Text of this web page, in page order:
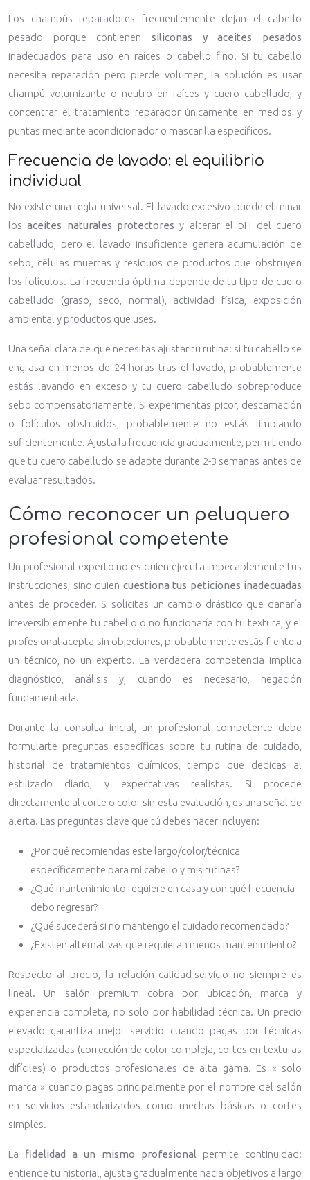
Los champús reparadores frecuentemente dejan el cabello
pesado porque contienen siliconas y aceites pesados
inadecuados para uso en raíces o cabello fino. Si tu cabello
necesita reparación pero pierde volumen, la solución es usar
champú volumizante o neutro en raíces y cuero cabelludo, y
concentrar el tratamiento reparador únicamente en medios y
puntas mediante acondicionador o mascarilla específicos.
Frecuencia de lavado: el equilibrio
individual
No existe una regla universal. El lavado excesivo puede eliminar
losaceites naturales protectores y alterar el pH del cuero
cabelludo, pero el lavado insuficiente genera acumulación de
sebo, células muertas y residuos de productos que obstruyen
los folículos. La frecuencia óptima depende de tu tipo de cuero
cabelludo (graso, seco, normal), actividad física, exposición
ambiental y productos que uses.
Una señal clara de que necesitas ajustar tu rutina: si tu cabello se
engrasa en menos de 24 horas tras el lavado, probablemente
estás lavando en exceso y tu cuero cabelludo sobreproduce
sebo compensatoriamente. Si experimentas picor, descamación
o folículos obstruidos, probablemente no estás limpiando
suficientemente. Ajusta la frecuencia gradualmente, permitiendo
que tu cuero cabelludo se adapte durante 2-3 semanas antes de
evaluar resultados.
Cómo reconocer un peluquero
profesional competente
Un profesional experto no es quien ejecuta impecablemente tus
instrucciones, sino quien cuestiona tus peticiones inadecuadas
antes de proceder. Si solicitas un cambio drástico que dañaría
irreversiblemente tu cabello o no funcionaría con tu textura, y el
profesional acepta sin objeciones, probablemente estás frente a
un técnico, no un experto. La verdadera competencia implica
diagnóstico, análisis y, cuando es necesario, negación
fundamentada.
Durante la consulta inicial, un profesional competente debe
formularte preguntas específicas sobre tu rutina de cuidado,
historial de tratamientos químicos, tiempo que dedicas al
estilizado diario, y expectativas realistas. Si procede
directamente al corte o color sin esta evaluación, es una señal de
alerta. Las preguntas clave que tú debes hacer incluyen:
¿Por qué recomiendas este largo/color/técnica
específicamente para mi cabello y mis rutinas?
¿Qué mantenimiento requiere en casa y con qué frecuencia
debo regresar?
¿Qué sucederá si no mantengo el cuidado recomendado?
¿Existen alternativas que requieran menos mantenimiento?
Respecto al precio, la relación calidad-servicio no siempre es
lineal. Un salón premium cobra por ubicación, marca y
experiencia completa, no solo por habilidad técnica. Un precio
elevado garantiza mejor servicio cuando pagas por técnicas
especializadas (corrección de color compleja, cortes en texturas
difíciles) o productos profesionales de alta gama. Es « solo
marca » cuando pagas principalmente por el nombre del salón
en servicios estandarizados como mechas básicas o cortes
simples.
La fidelidad a un mismo profesional permite continuidad:
entiende tu historial, ajusta gradualmente hacia objetivos a largo